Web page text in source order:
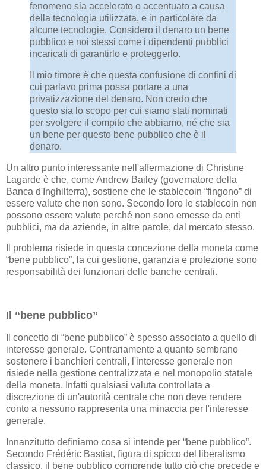
fenomeno sia accelerato o accentuato a causa
della tecnologia utilizzata, e in particolare da
alcune tecnologie. Considero il denaro un bene
pubblico e noi stessi come i dipendenti pubblici
incaricati di garantirlo e proteggerlo.
Il mio timore è che questa confusione di confini di
cui parlavo prima possa portare a una
privatizzazione del denaro. Non credo che
questo sia lo scopo per cui siamo stati nominati
per svolgere il compito che abbiamo, né che sia
un bene per questo bene pubblico che è il
denaro.
Un altro punto interessante nell'affermazione di Christine
Lagarde è che, come Andrew Bailey (governatore della
Banca d'Inghilterra), sostiene che le stablecoin “fingono” di
essere valute che non sono. Secondo loro le stablecoin non
possono essere valute perché non sono emesse da enti
pubblici, ma da aziende, in altre parole, dal mercato stesso.
Il problema risiede in questa concezione della moneta come
“bene pubblico”, la cui gestione, garanzia e protezione sono
responsabilità dei funzionari delle banche centrali.
Il “bene pubblico”
Il concetto di “bene pubblico” è spesso associato a quello di
interesse generale. Contrariamente a quanto sembrano
sostenere i banchieri centrali, l'interesse generale non
risiede nella gestione centralizzata e nel monopolio statale
della moneta. Infatti qualsiasi valuta controllata a
discrezione di un'autorità centrale che non deve rendere
conto a nessuno rappresenta una minaccia per l'interesse
generale.
Innanzitutto definiamo cosa si intende per “bene pubblico”.
Secondo Frédéric Bastiat, figura di spicco del liberalismo
classico, il bene pubblico comprende tutto ciò che precede e